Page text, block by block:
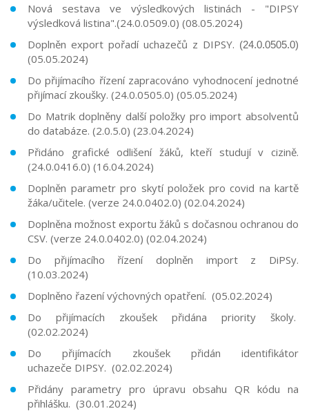
Nová sestava ve výsledkových listinách - "DIPSY
výsledková listina".(24.0.0509.0) (08.05.2024)
Doplněn export pořadí uchazečů z DIPSY. (24.0.0505.0)
(05.05.2024)
Do přijímacího řízení zapracováno vyhodnocení jednotné
přijímací zkoušky. (24.0.0505.0) (05.05.2024)
Do Matrik doplněny další položky pro import absolventů
do databáze. (2.0.5.0) (23.04.2024)
Přidáno grafické odlišení žáků, kteří studují v cizině.
(24.0.0416.0) (16.04.2024)
Doplněn parametr pro skytí položek pro covid na kartě
žáka/učitele. (verze 24.0.0402.0) (02.04.2024)
Doplněna možnost exportu žáků s dočasnou ochranou do
CSV. (verze 24.0.0402.0) (02.04.2024)
Do přijímacího řízení doplněn import z DiPSy.
(10.03.2024)
Doplněno řazení výchovných opatření. (05.02.2024)
Do přijímacích zkoušek přidána priority školy.
(02.02.2024)
Do přijímacích zkoušek přidán identifikátor
uchazeče DIPSY. (02.02.2024)
Přidány parametry pro úpravu obsahu QR kódu na
přihlášku. (30.01.2024)